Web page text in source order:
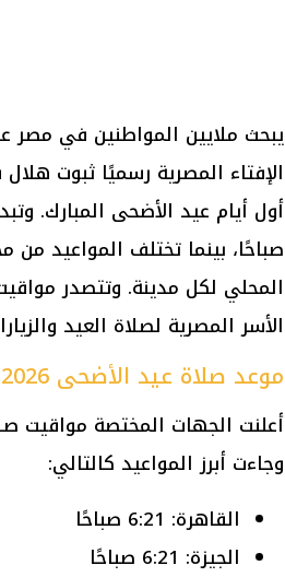
صباحًا، بينما تختلف المواعيد
المحلي لكل مدينة. وتتصدر
الأسر المصرية لصلاة العيد
موعد صلاة عيد الأضحى 2026 في القاهرة والمحافظات
أعلنت الجهات المختصة مواقيت
وجاءت أبرز المواعيد كالتالي:
القاهرة: 6:21 صباحًا
الجيزة: 6:21 صباحًا